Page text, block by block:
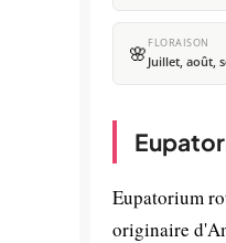
🌸 FLORAISON
Juillet, août,
Eupatorium
originaire